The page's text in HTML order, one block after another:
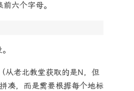
六个字母。
从老北教堂获取的是N，但
凑，而是需要根据每个地标